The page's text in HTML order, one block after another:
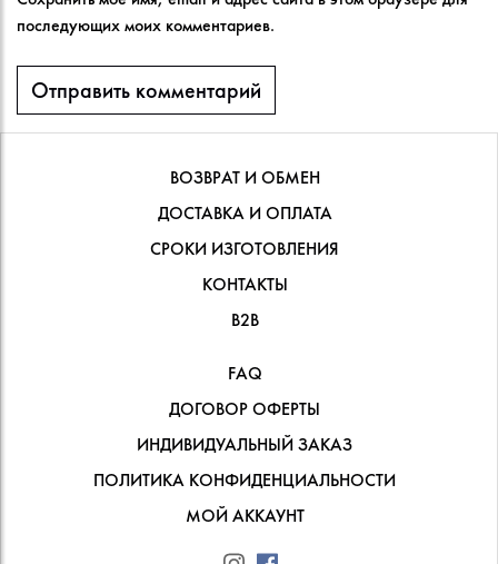
последующих моих комментариев.
ВОЗВРАТ И ОБМЕН
ДОСТАВКА И ОПЛАТА
СРОКИ ИЗГОТОВЛЕНИЯ
КОНТАКТЫ
В2В
FAQ
ДОГОВОР ОФЕРТЫ
ИНДИВИДУАЛЬНЫЙ ЗАКАЗ
ПОЛИТИКА КОНФИДЕНЦИАЛЬНОСТИ
МОЙ АККАУНТ